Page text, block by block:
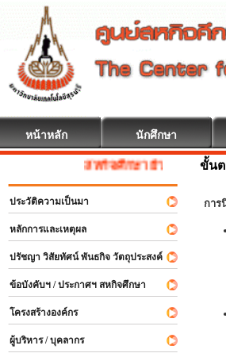
หน้าหลัก นักศึกษา
สหกิจศึกษา ยินดีต้อนรับ
ประวัติความเป็นมา
หลักการและเหตุผล
ปรัชญา วิสัยทัศน์ พันธกิจ วัตถุประสงค์
ข้อบังคับฯ / ประกาศฯ สหกิจศึกษา
โครงสร้างองค์กร
ผู้บริหาร / บุคลากร
ขั้นต
การ